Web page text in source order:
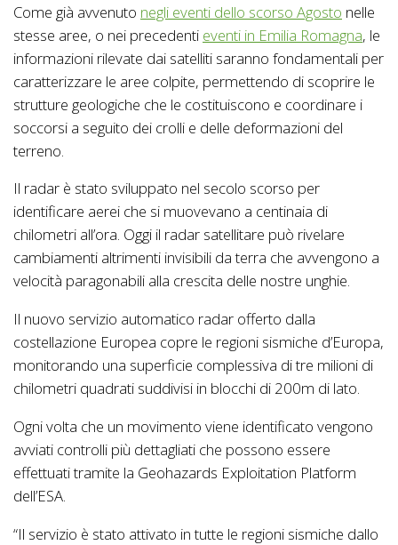
Come già avvenuto negli eventi dello scorso Agosto nelle
stesse aree, o nei precedenti eventi in Emilia Romagna, le
informazioni rilevate dai satelliti saranno fondamentali per
caratterizzare le aree colpite, permettendo di scoprire le
strutture geologiche che le costituiscono e coordinare i
soccorsi a seguito dei crolli e delle deformazioni del
terreno.
Il radar è stato sviluppato nel secolo scorso per
identificare aerei che si muovevano a centinaia di
chilometri all’ora. Oggi il radar satellitare può rivelare
cambiamenti altrimenti invisibili da terra che avvengono a
velocità paragonabili alla crescita delle nostre unghie.
Il nuovo servizio automatico radar offerto dalla
costellazione Europea copre le regioni sismiche d’Europa,
monitorando una superficie complessiva di tre milioni di
chilometri quadrati suddivisi in blocchi di 200m di lato.
Ogni volta che un movimento viene identificato vengono
avviati controlli più dettagliati che possono essere
effettuati tramite la Geohazards Exploitation Platform
dell’ESA.
“Il servizio è stato attivato in tutte le regioni sismiche dallo